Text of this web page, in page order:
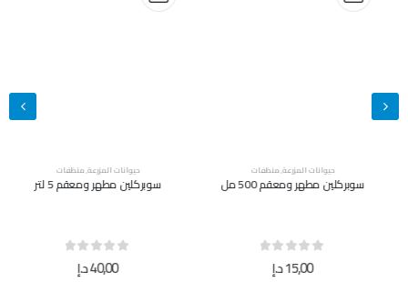
حيوانات المزرعة,منظفات
سوبركلين مطهر ومعقم 500 مل
15,00د.إ
حيوانات المزرعة,منظفات
سوبركلين مطهر ومعقم 5 لتر
40,00د.إ